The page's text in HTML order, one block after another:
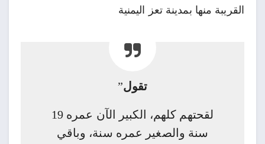
القريبة منها بمدينة تعز اليمنية
تقول”
لقحتهم كلهم، الكبير الآن عمره 19
سنة والصغير عمره سنة، وباقي